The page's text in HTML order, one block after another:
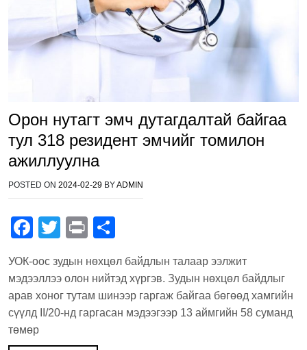
Орон нутагт эмч дутагдалтай байгаа
тул 318 резидент эмчийг томилон
ажиллуулна
POSTED ON 2024-02-29 BYADMIN
F
c
e
b
o
T
tt
er
Pr
t
ar
e
УОК-оос зудын нөхцөл байдлын талаар ээлжит
мэдээллээ олон нийтэд хүргэв. Зудын нөхцөл байдлыг
арав хоног тутам шинээр гаргаж байгаа бөгөөд хамгийн
сүүлд II/20-нд гаргасан мэдээгээр 13 аймгийн 58 суманд
төмөр